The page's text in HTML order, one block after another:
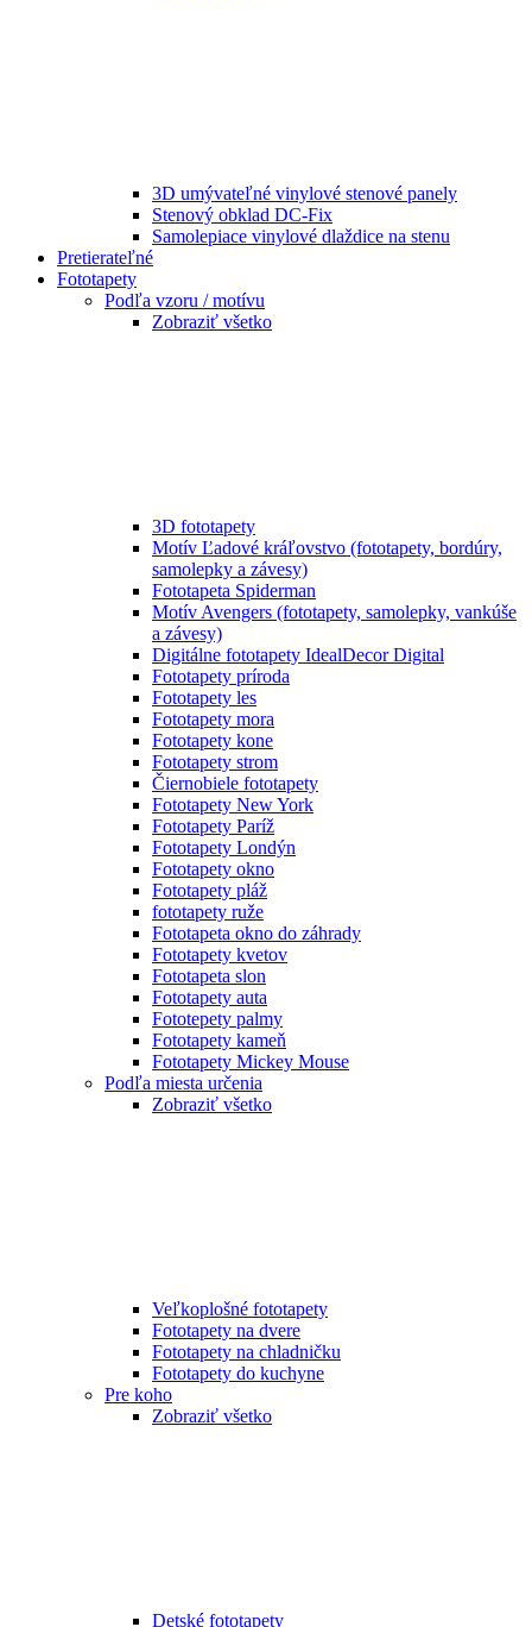
3D umývateľné vinylové stenové panely
Stenový obklad DC-Fix
Samolepiace vinylové dlaždice na stenu
Pretierateľné
Fototapety
Podľa vzoru / motívu
Zobraziť všetko
3D fototapety
Motív Ľadové kráľovstvo (fototapety, bordúry,
samolepky a závesy)
Fototapeta Spiderman
Motív Avengers (fototapety, samolepky, vankúše
a závesy)
Digitálne fototapety IdealDecor Digital
Fototapety príroda
Fototapety les
Fototapety mora
Fototapety kone
Fototapety strom
Čiernobiele fototapety
Fototapety New York
Fototapety Paríž
Fototapety Londýn
Fototapety okno
Fototapety pláž
fototapety ruže
Fototapeta okno do záhrady
Fototapety kvetov
Fototapeta slon
Fototapety auta
Fototepety palmy
Fototapety kameň
Fototapety Mickey Mouse
Podľa miesta určenia
Zobraziť všetko
Veľkoplošné fototapety
Fototapety na dvere
Fototapety na chladničku
Fototapety do kuchyne
Pre koho
Zobraziť všetko
Detské fototapety